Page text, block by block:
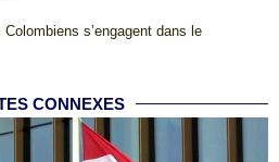
s’engagent dans le
CONNEXES